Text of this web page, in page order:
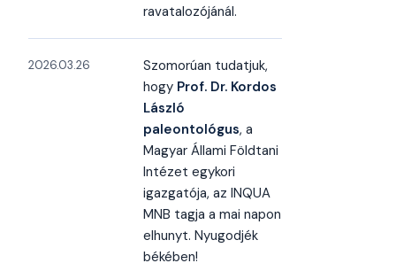
ravatalozójánál.
2026.03.26
Szomorúan tudatjuk,
hogy Prof. Dr. Kordos
László
paleontológus, a
Magyar Állami Földtani
Intézet egykori
igazgatója, az INQUA
MNB tagja a mai napon
elhunyt. Nyugodjék
békében!